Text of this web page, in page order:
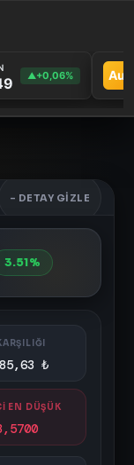
▲+0,06% Au
- DETAY GIZLE
3.51%
₺
EN DÜŞÜK